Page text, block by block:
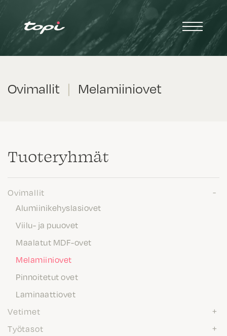
Ovimallit | Melamiiniovet
Tuote­ryhmät
Ovimallit
Alumiinikehyslasiovet
Viilu- ja puuovet
Maalatut MDF-ovet
Melamiiniovet
Pinnoitetut ovet
Laminaattiovet
Vetimet
Työtasot